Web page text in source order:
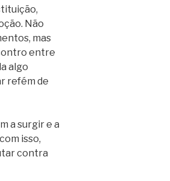
Não
mas
entre
algo
refém de
a surgir e a
isso,
contra